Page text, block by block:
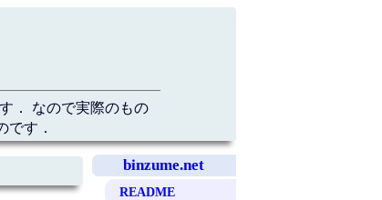
． なので実際のもの
です．
binzume.net
README